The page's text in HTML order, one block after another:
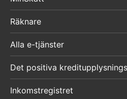
Räknare
Alla e-tjänster
Det positiva
Inkomstregistret